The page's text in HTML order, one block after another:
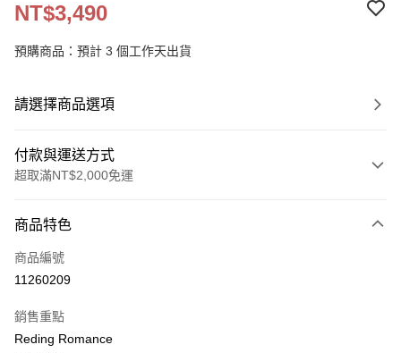
NT$3,490
預購商品：預計 3 個工作天出貨
請選擇商品選項
付款與運送方式
超取滿NT$2,000免運
信用卡一次付款
LINE Pay
街口支付
商品特色
商品編號
11260209
銷售重點
Reding Romance